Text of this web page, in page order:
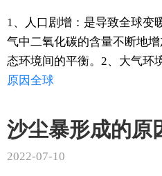
1、人口剧增：是导致全球变
气中二氧化碳的含量不断地
态环境间的平衡。2、大气环
原因全球
沙尘暴形成的原
2022-07-10